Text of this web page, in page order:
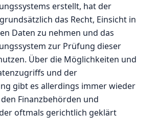
erstellt, hat der
das Recht, Einsicht in
Daten zu nehmen und das
zur Prüfung dieser
Über die Möglichkeiten und
und der
gibt es allerdings immer wieder
Finanzbehörden und
oftmals gerichtlich geklärt